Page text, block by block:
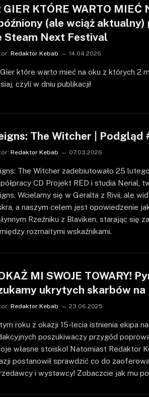
GIER KTÓRE WARTO MIEĆ
(ale wciąż
Steam Next Festival
Redaktor Kebab 14.04.2026
Gier które warto mieć na oku z których 2
czyli w dniu publikacji!
The Witcher | Podgląd
Redaktor Kebab 07.03.2026
The Witcher zadebiutowało 25
CD Projekt RED i studia Nerial,
Wcielamy się w Geralta z Rivii, ale
a naszym celem jest opowiedzenie
Rzeźniku z Blaviken, starając się
rozmaitymi wskaźnikami.
MI SWOJE TOWARY!
ukrytych skarbów na
Redaktor Kebab 23.06.2025
roku z okazji 15-lecia istnienia ekipa
poszukiwaczy przygód
własne stoisko! Natomiast Redaktor
postanowił sprawdzić co do
i wystawcy! Zobaczcie jak mu